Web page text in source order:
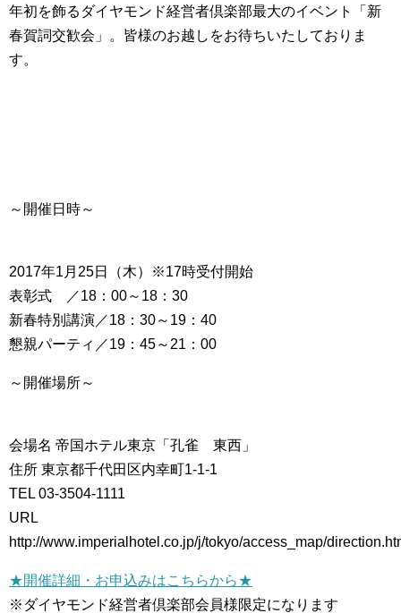
年初を飾るダイヤモンド経営者倶楽部最大のイベント「新
春賀詞交歓会」。皆様のお越しをお待ちいたしておりま
す。
～開催日時～
2017年1月25日（木）※17時受付開始
表彰式 ／18：00～18：30
新春特別講演／18：30～19：40
懇親パーティ／19：45～21：00
～開催場所～
会場名 帝国ホテル東京「孔雀 東西」
住所 東京都千代田区内幸町1-1-1
TEL 03-3504-1111
URL
http://www.imperialhotel.co.jp/j/tokyo/access_map/
★開催詳細・お申込みはこちらから★
※ダイヤモンド経営者倶楽部会員様限定になります